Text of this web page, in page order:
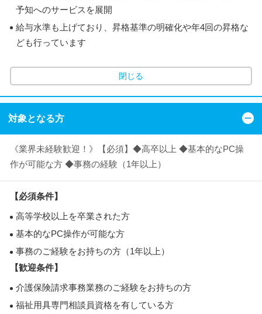
予知へのサービスを展開
給与水準も上げており、昇格基準の明確化や年4回の昇格な
ども行っています
閉じる
対象となる方
《業界未経験歓迎！》【必須】◆高卒以上 ◆基本的なPC操
作が可能な方 ◆事務の経験（1年以上）
【必須条件】
高等学校以上を卒業された方
基本的なPC操作が可能な方
事務のご経験をお持ちの方（1年以上）
【歓迎条件】
介護保険請求事務業務のご経験をお持ちの方
福祉用具専門相談員資格を有している方